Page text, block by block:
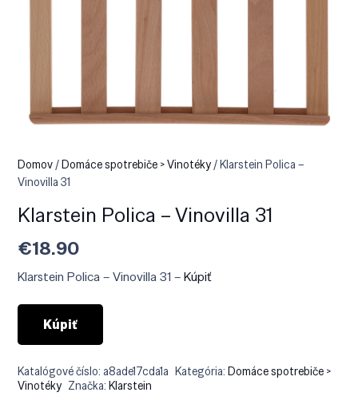
Domov/Domáce spotrebiče > Vinotéky/ Klarstein Polica –
Vinovilla 31
Klarstein Polica – Vinovilla 31
€18.90
Klarstein Polica – Vinovilla 31 –Kúpiť
Kúpiť
Katalógové číslo: a8ade17cda1a Kategória:Domáce spotrebiče >
Vinotéky Značka:Klarstein